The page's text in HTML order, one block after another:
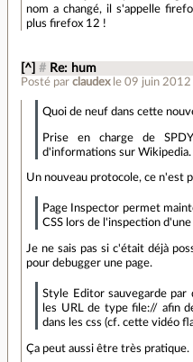
nom a changé, il s'appelle
plus firefox 12 !
[^] # Re: hum
Posté parclaudex le 09 juin
Quoi de neuf dans cette
Prise en charge de
d'informations sur Wikipedia.
Un nouveau protocole, ce n'est
Page Inspector permet
CSS lors de l'inspection d'une
Je ne sais pas si c'était déjà
pour debugger une page.
Style Editor sauvegarde par
les URL de type file:// afin
dans les css (cf. cette vidéo
Ça peut aussi être très pratique.